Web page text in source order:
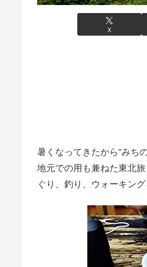
X
暑くなってきたから”みち
地元での用も兼ねた東北
ぐり、釣り、ウォーキン